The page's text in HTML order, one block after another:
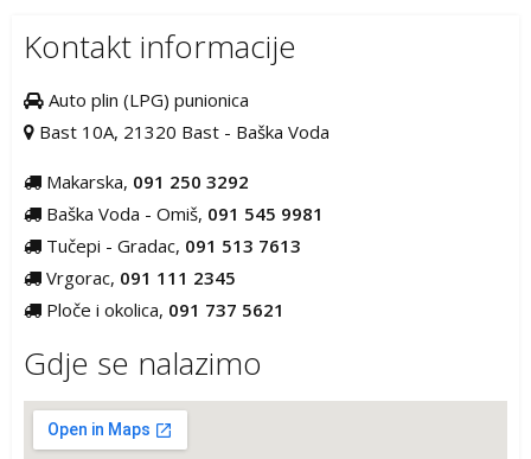
Kontakt informacije
Auto plin (LPG) punionica
Bast 10A, 21320 Bast - Baška Voda
Makarska, 091 250 3292
Baška Voda - Omiš, 091 545 9981
Tučepi - Gradac, 091 513 7613
Vrgorac, 091 111 2345
Ploče i okolica, 091 737 5621
Gdje se nalazimo